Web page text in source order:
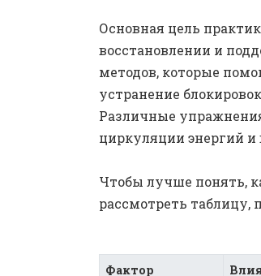
Основная цель
восстановлении и
методов, которые
устранение
Различные
циркуляции энергий и
Чтобы лучше понять,
рассмотреть таблицу,
Фактор